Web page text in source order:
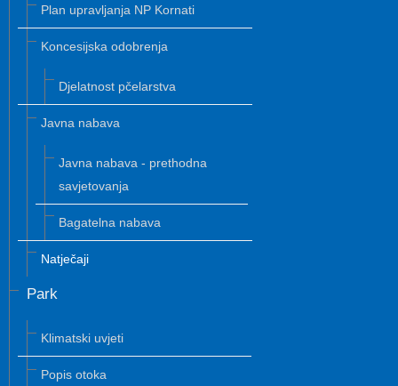
Plan upravljanja NP Kornati
Koncesijska odobrenja
Djelatnost pčelarstva
Javna nabava
Javna nabava - prethodna
savjetovanja
Bagatelna nabava
Natječaji
Park
Klimatski uvjeti
Popis otoka